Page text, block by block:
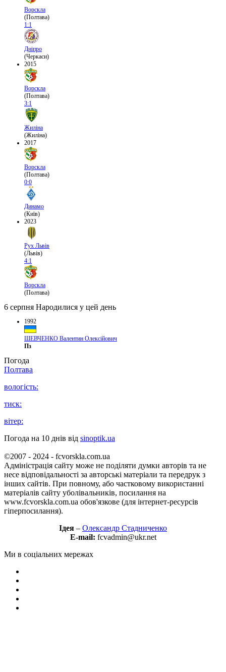
Ворскла
(Полтава)
1:1
Дніпро
(Черкаси)
2015
Ворскла
(Полтава)
3:1
Жиліна
(Жиліна)
2017
Ворскла
(Полтава)
0:0
Динамо
(Київ)
2023
Рух Львів
(Львів)
4:1
Ворскла
(Полтава)
6 серпня Народилися у цей день
1992
ШЕВЧЕНКО Валентин Олексійович
Пз
Погода
Полтава
вологість:
тиск:
вітер:
Погода на 10 днів від sinoptik.ua
©2007 - 2024 - fcvorskla.com.ua
Адміністрація сайту може не поділяти думки авторів та не
несе відповідальності за авторські матеріали та передрук з
інших сайтів. При повному, або частковому використанні
матеріалів сайту уболівальників, посилання на
www.fcvorskla.com.ua обов'язкове (для інтернет-ресурсів
гіперпосилання).
Ідея – Олександр Стадниченко
E-mail: fcvadmin@ukr.net
Ми в соціальних мережах